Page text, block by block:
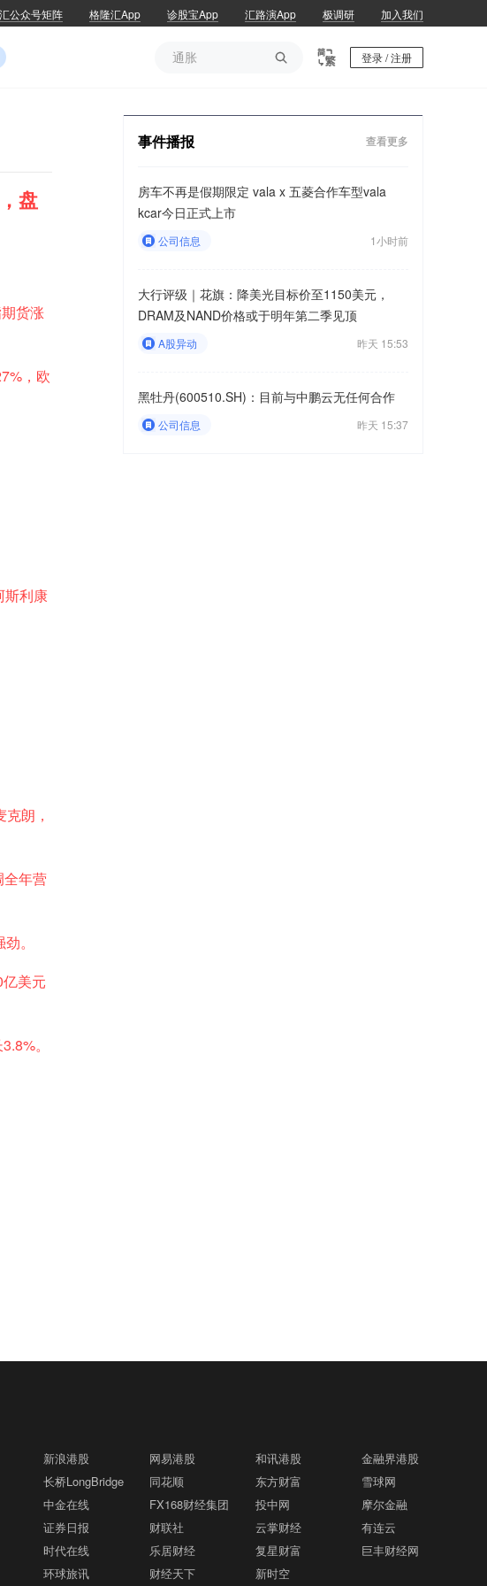
公众号矩阵 格隆汇App 诊股宝App 汇路演App 极调研 加入我们

通胀
登录 / 注册
盘
货涨
，欧
斯利康
朗，
全年营
。
美元
。
事件播报 查看更多
房车不再是假期限定 vala x 五菱合作车型vala
kcar今日正式上市
公司信息 1小时前
大行评级｜花旗：降美光目标价至1150美元，
DRAM及NAND价格或于明年第二季见顶
A股异动 昨天 15:53
黑牡丹(600510.SH)：目前与中鹏云无任何合作
公司信息 昨天 15:37
新浪港股 网易港股 和讯港股
金融界港股
长桥LongBridge 同花顺 东方财富
雪球网
中金在线 FX168财经集团 投中网
摩尔金融
证券日报 财联社 云掌财经
有连云
时代在线 乐居财经 复星财富
巨丰财经网
环球旅讯 财经天下 新时空